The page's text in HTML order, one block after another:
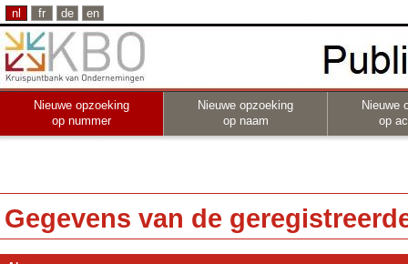
nl fr de en
Nieuwe opzoeking
op nummer
Nieuwe opzoeking
op naam
Nieuwe
op
Gegevens van de